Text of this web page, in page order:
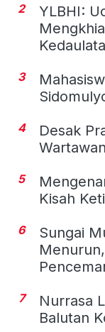
2
YLBHI:
3
4
Desak
5
Kisah
6
Sungai
7
Nurrasa
Balutan